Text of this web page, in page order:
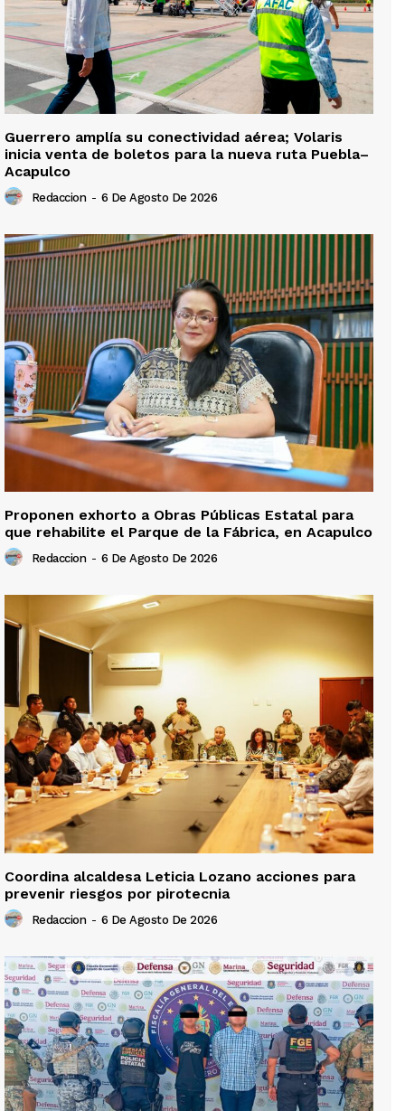
Guerrero amplía su conectividad aérea; Volaris
inicia venta de boletos para la nueva ruta Puebla–
Acapulco
Redaccion - 6 De Agosto De 2026
Proponen exhorto a Obras Públicas Estatal para
que rehabilite el Parque de la Fábrica, en Acapulco
Redaccion - 6 De Agosto De 2026
Coordina alcaldesa Leticia Lozano acciones para
prevenir riesgos por pirotecnia
Redaccion - 6 De Agosto De 2026